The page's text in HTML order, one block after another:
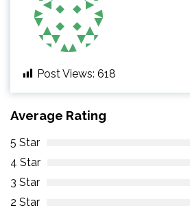
Post Views: 618
Average Rating
5 Star
4 Star
3 Star
2 Star